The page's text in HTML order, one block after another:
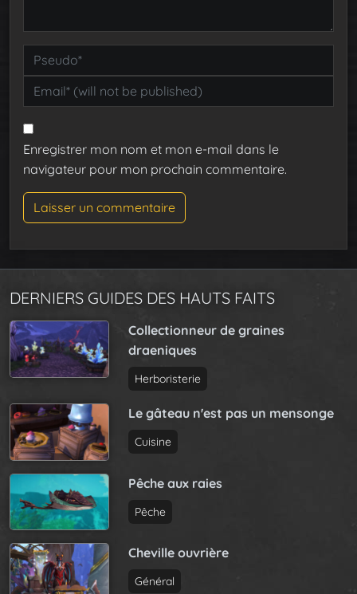
Enregistrer mon nom et mon e-mail dans le
navigateur pour mon prochain commentaire.
DERNIERS GUIDES DES HAUTS FAITS
Collectionneur de graines
draeniques
Herboristerie
Le gâteau n'est pas un mensonge
Cuisine
Pêche aux raies
Pêche
Cheville ouvrière
Général